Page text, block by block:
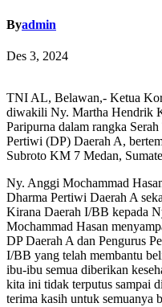
Byadmin
Des 3, 2024
TNI AL, Belawan,- Ketua
diwakili Ny. Martha Hendrik
Paripurna dalam rangka
Pertiwi (DP) Daerah A,
Subroto KM 7 Medan,
Ny. Anggi Mochammad
Dharma Pertiwi Daerah A
Kirana Daerah I/BB kepada
Mochammad Hasan
DP Daerah A dan Pengurus
I/BB yang telah membantu
ibu-ibu semua diberikan
kita ini tidak terputus sampai
terima kasih untuk semuanya